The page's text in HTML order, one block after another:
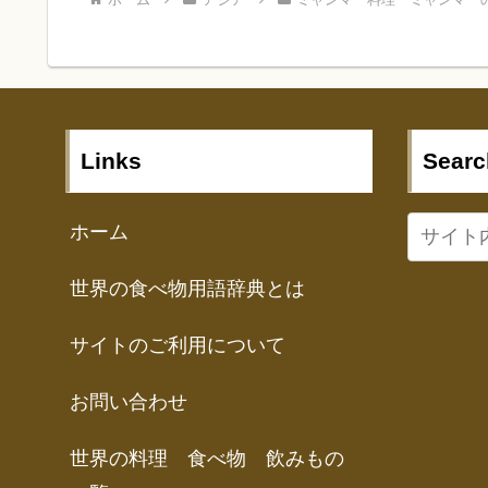
Links
ホーム
世界の食べ物用語辞典とは
サイトのご利用について
お問い合わせ
世界の料理 食べ物 飲みもの